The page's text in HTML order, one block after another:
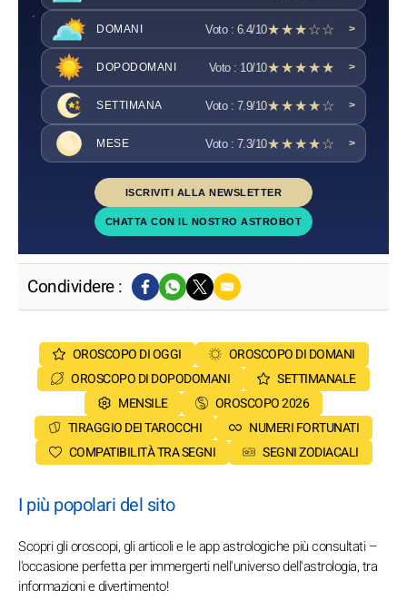
DOMANI Voto : 6.4/10★★★☆☆ >
DOPODOMANI Voto : 10/10★★★★★ >
SETTIMANA Voto : 7.9/10★★★★☆ >
MESE Voto : 7.3/10★★★★☆ >
ISCRIVITI ALLA NEWSLETTER
CHATTA CON IL NOSTRO ASTROBOT
Condividere :
OROSCOPO DI OGGI
OROSCOPO DI DOMANI
OROSCOPO DI DOPODOMANI
SETTIMANALE
MENSILE
OROSCOPO 2026
TIRAGGIO DEI TAROCCHI
NUMERI FORTUNATI
COMPATIBILITÀ TRA SEGNI
SEGNI ZODIACALI
I più popolari del sito
Scopri gli oroscopi, gli articoli e le app astrologiche più consultati –
l'occasione perfetta per immergerti nell'universo dell'astrologia, tra
informazioni e divertimento!